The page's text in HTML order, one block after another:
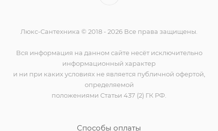
Люкс-Сантехника © 2018 - 2026 Все права защищены.
Вся информация на данном сайте несёт исключительно
информационный характер
и ни при каких условиях не является публичной офертой,
определяемой
положениями Статьи 437 (2) ГК РФ.
Способы оплаты